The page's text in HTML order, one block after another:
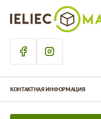
КОНТАКТНАЯ ИНФОРМАЦИЯ